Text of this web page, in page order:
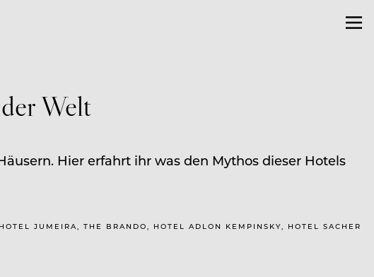
Welt
Hier erfahrt ihr was den Mythos dieser Hotels
JUMEIRA, THE BRANDO, HOTEL ADLON KEMPINSKY, HOTEL SACHER